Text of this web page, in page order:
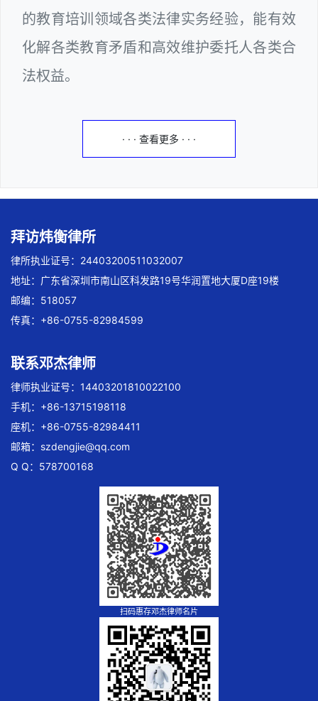
的教育培训领域各类法律实务经验，能有效
化解各类教育矛盾和高效维护委托人各类合
法权益。
· · · 查看更多 · · ·
拜访炜衡律所
律所执业证号：24403200511032007
地址：广东省深圳市南山区科发路19号华润置地大厦D座19楼
邮编：518057
传真：+86-0755-82984599
联系邓杰律师
律师执业证号：14403201810022100
手机：+86-13715198118
座机：+86-0755-82984411
邮箱： szdengjie@qq.com
Q Q：578700168
扫码惠存邓杰律师名片